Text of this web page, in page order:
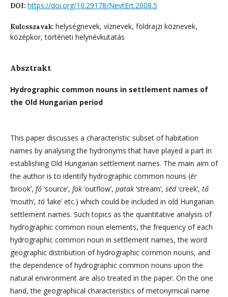
DOI: https://doi.org/10.29178/NevtErt.2008.5
Kulcsszavak: helységnevek, víznevek, földrajzi köznevek,
középkor, történeti helynévkutatás
Absztrakt
Hydrographic common nouns in settlement names of
the Old Hungarian period
This paper discusses a characteristic subset of habitation
names by analysing the hydronyms that have played a part in
establishing Old Hungarian settlement names. The main aim of
the author is to identify hydrographic common nouns (ér
‘brook’, fő ‘source’, fok ‘outflow’, patak ‘stream’, séd‘creek’, tő
‘mouth’, tó ‘lake’ etc.) which could be included in old Hungarian
settlement names. Such topics as the quantitative analysis of
hydrographic common noun elements, the frequency of each
hydrographic common noun in settlement names, the word
geographic distribution of hydrographic common nouns, and
the dependence of hydrographic common nouns upon the
natural environment are also treated in the paper. On the one
hand, the geographical characteristics of metonymical name